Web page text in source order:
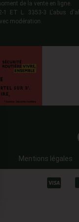
de la vente en ligne.
1 ET L. 3353-3 L'abus
modération.
Mentions légales